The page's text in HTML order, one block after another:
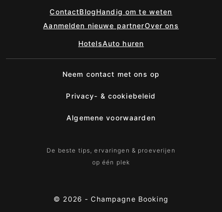
ContactBlogHandig om te weten
Aanmelden nieuwe partnerOver ons
HotelsAuto huren
Neem contact met ons op
Privacy- & cookiebeleid
Algemene voorwaarden
De beste tips, ervaringen & proeverijen
op één plek
© 2026 -Champagne Booking